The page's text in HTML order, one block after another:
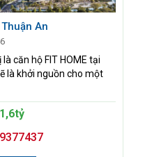
An
căn hộ FIT HOME tại
là khởi nguồn cho một
1,6tỷ